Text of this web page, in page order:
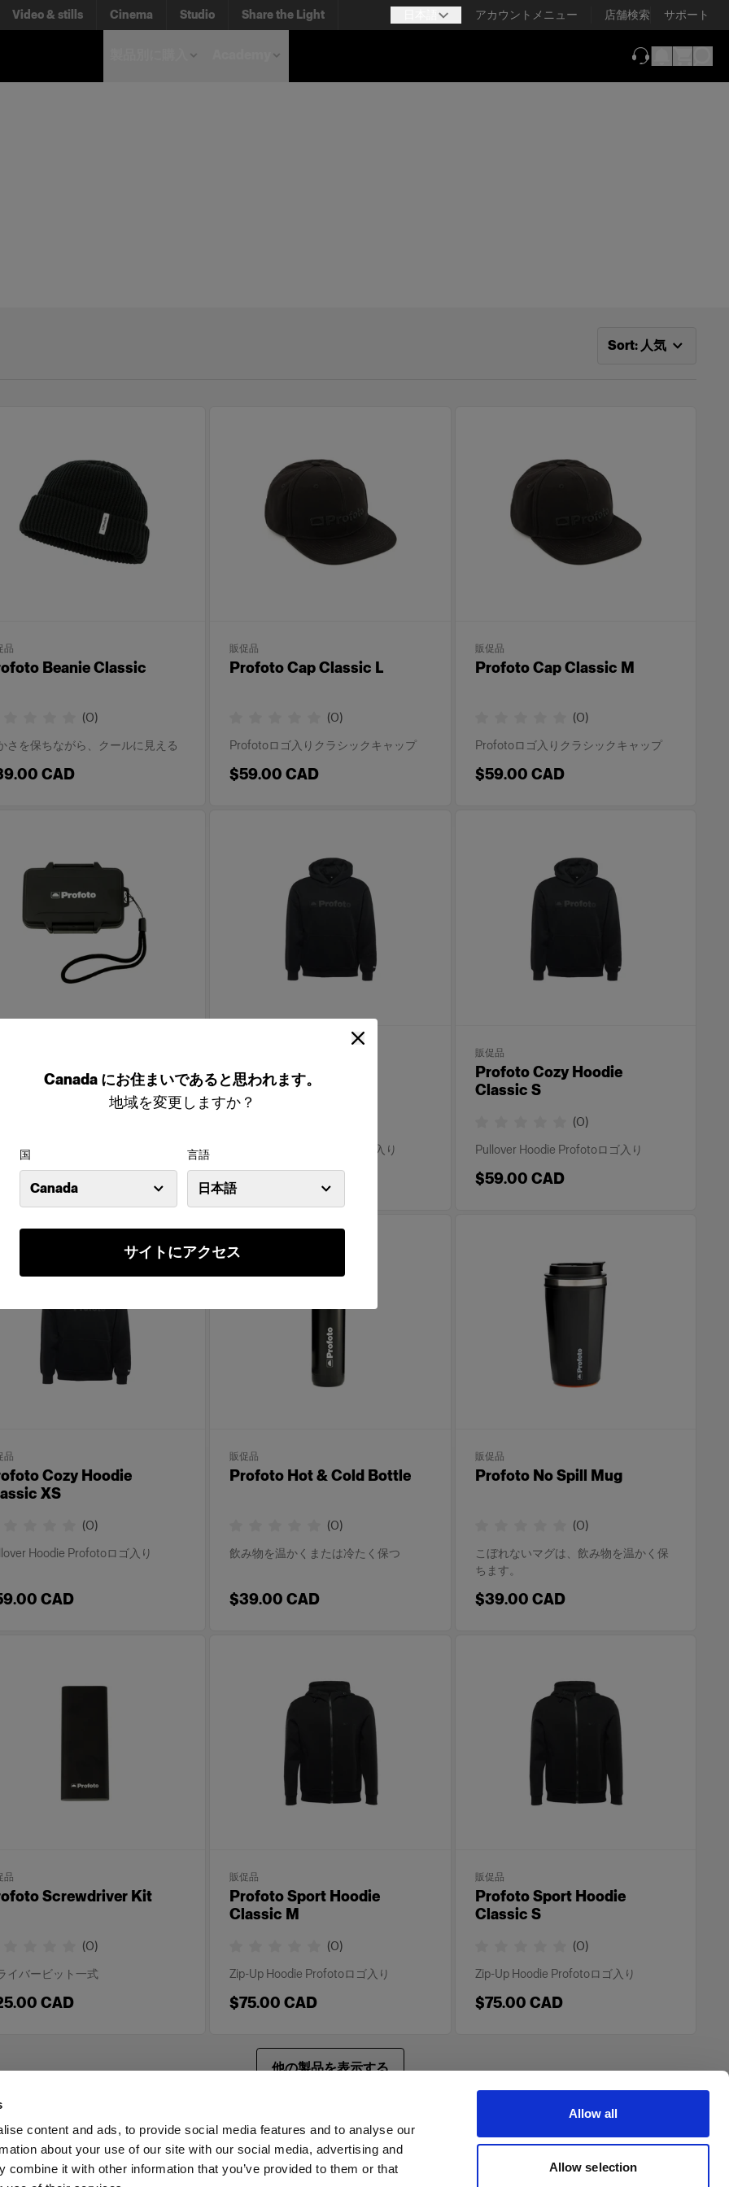
content and ads, to provide social media features and to analyse our
about your use of our site with our social media, advertising and
combine it with other information that you’ve provided to them or that
Allow all
Allow selection
Canada にお住まいであると思われます。
地域を変更しますか？
国
Canada
言語
日本語
サイトにアクセス
Video & stills Cinema Studio Share the Light アカウントメニュー 店舗検索 サポート
次で並べ替え：
Sort: 人気
品
Beanie Classic
(0)
さを保ちながら、クールに見える
CAD
販促品
Profoto Cap Classic L
(0)
Profotoロゴ入りクラシックキャップ
$59.00 CAD
販促品
Profoto Cap Classic M
(0)
Profotoロゴ入りクラシックキャップ
$59.00 CAD
Card Holder Case
リーカードを安全に保管
CAD
Profoto Cozy Hoodie
Classic M
Pullover Hoodie Profotoロゴ入り
$59.00 CAD
販促品
Profoto Cozy Hoodie
Classic S
(0)
Pullover Hoodie Profotoロゴ入り
$59.00 CAD
品
Cozy Hoodie
XS
(0)
Hoodie Profotoロゴ入り
CAD
販促品
Profoto Hot & Cold Bottle
(0)
飲み物を温かくまたは冷たく保つ
$39.00 CAD
販促品
Profoto No Spill Mug
(0)
こぼれないマグは、飲み物を温かく保
ちます。
$39.00 CAD
品
Screwdriver Kit
(0)
イバービット一式
CAD
販促品
Profoto Sport Hoodie
Classic M
(0)
Zip-Up Hoodie Profotoロゴ入り
$75.00 CAD
販促品
Profoto Sport Hoodie
Classic S
(0)
Zip-Up Hoodie Profotoロゴ入り
$75.00 CAD
他の製品を表示する
投資家の皆様へ Share the Light